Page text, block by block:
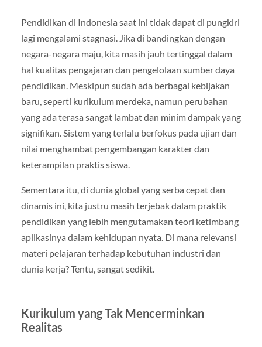
Pendidikan di Indonesia saat ini tidak dapat di pungkiri
lagi mengalami stagnasi. Jika di bandingkan dengan
negara-negara maju, kita masih jauh tertinggal dalam
hal kualitas pengajaran dan pengelolaan sumber daya
pendidikan. Meskipun sudah ada berbagai kebijakan
baru, seperti kurikulum merdeka, namun perubahan
yang ada terasa sangat lambat dan minim dampak yang
signifikan. Sistem yang terlalu berfokus pada ujian dan
nilai menghambat pengembangan karakter dan
keterampilan praktis siswa.
Sementara itu, di dunia global yang serba cepat dan
dinamis ini, kita justru masih terjebak dalam praktik
pendidikan yang lebih mengutamakan teori ketimbang
aplikasinya dalam kehidupan nyata. Di mana relevansi
materi pelajaran terhadap kebutuhan industri dan
dunia kerja? Tentu, sangat sedikit.
Kurikulum yang Tak Mencerminkan
Realitas